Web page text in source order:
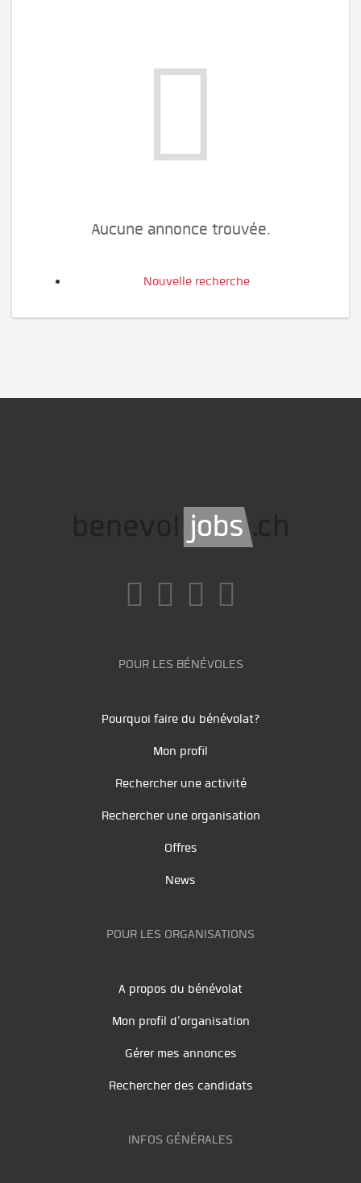
Aucune annonce trouvée.
Nouvelle recherche
POUR LES BÉNÉVOLES
Pourquoi faire du bénévolat?
Mon profil
Rechercher une activité
Rechercher une organisation
Offres
News
POUR LES ORGANISATIONS
A propos du bénévolat
Mon profil d'organisation
Gérer mes annonces
Rechercher des candidats
INFOS GÉNÉRALES